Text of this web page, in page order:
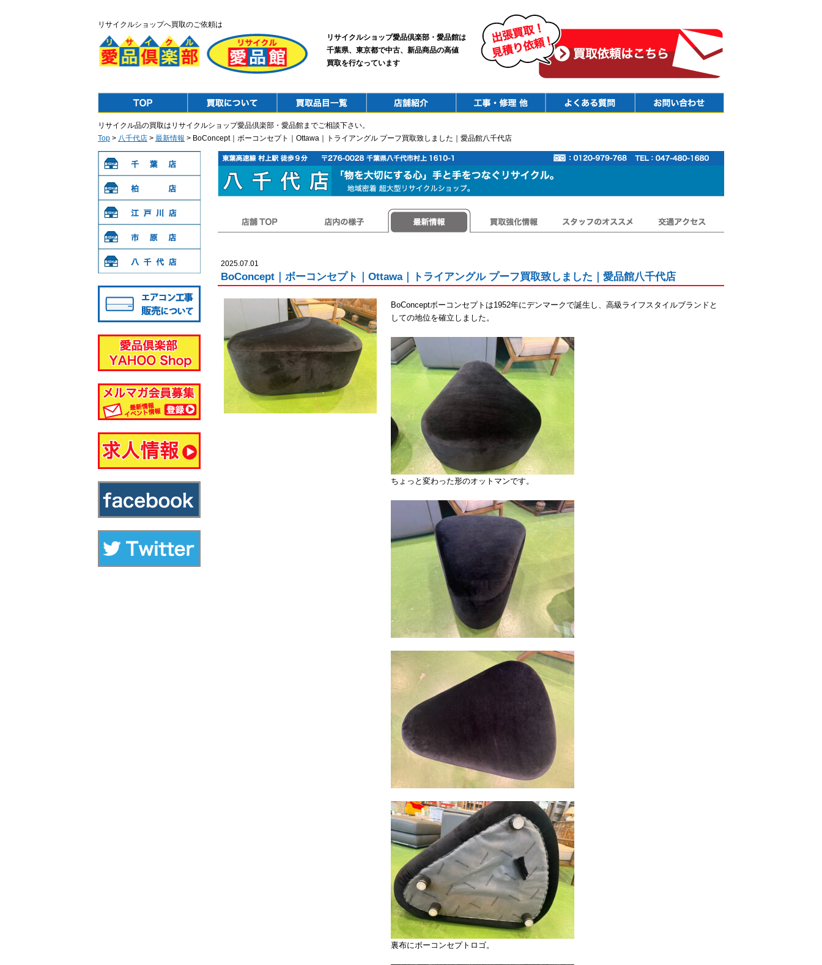
リサイクルショップへ買取のご依頼は
リサイクルショップ愛品倶楽部・愛品館は
千葉県、東京都で中古、新品商品の高値
買取を行なっています
リサイクル品の買取はリサイクルショップ愛品倶楽部・愛品館までご相談下さい。
Top > 八千代店 > 最新情報 > BoConcept｜ボーコンセプト｜Ottawa｜トライアングル プーフ買取致しました｜愛品館八千代店
2025.07.01
BoConcept｜ボーコンセプト｜Ottawa｜トライアングル プーフ買取致しました｜愛品館八千代店
BoConceptボーコンセプトは1952年にデンマークで誕生し、高級ライフスタイルブランドと
しての地位を確立しました。
ちょっと変わった形のオットマンです。
裏布にボーコンセプトロゴ。